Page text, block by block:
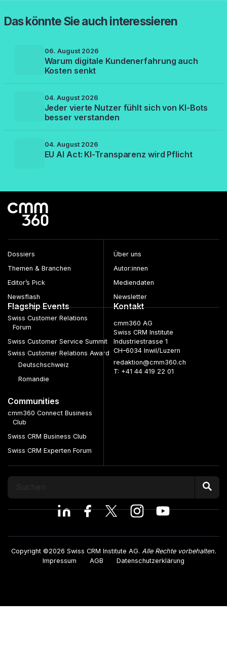
Das könnte Sie auch interessieren
06. August 2026
Warum digitale Kundenerfahrung auch
Kosten senkt
04. August 2026
Jeder vierte Nutzer fühlt sich von KI-Bots
besser verstanden
04. August 2026
EU AI Act: KI-Transparenz wird Pflicht
Dossiers
Themen & Branchen
Editor’s Pick
Newsflash
Über uns
Autor:innen
Mediendaten
Newsletter
Flagship Events
Swiss Customer Relations
Forum
Swiss Customer Service Summit
Swiss Customer Relations Award
Deutschschweiz
Romandie
Communities
cmm360 Connect Business
Club
Swiss CRM Business Club
Swiss CRM Experten Forum
Kontakt
cmm360 AG
Swiss CRM Institute
Industriestrasse 1
CH–6034 Inwil/Luzern
redaktion@cmm360.ch
T: +41 44 419 22 01
Copyright ©2026 Swiss CRM Institute AG. Alle Rechte vorbehalten.
Impressum
AGB Datenschutzerklärung